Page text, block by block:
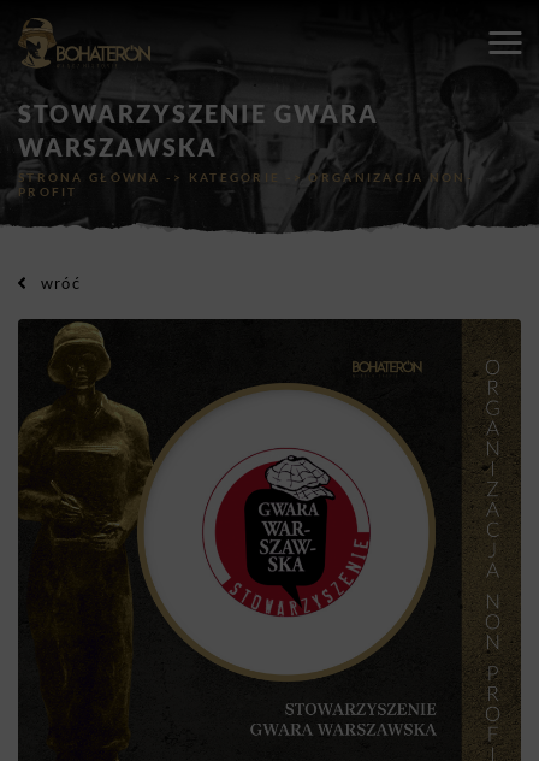
STOWARZYSZENIE GWARA
WARSZAWSKA
STRONA GŁÓWNA -> KATEGORIE ->ORGANIZACJA NON-
PROFIT
wróć